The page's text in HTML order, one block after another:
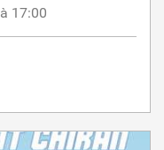
à 17:00